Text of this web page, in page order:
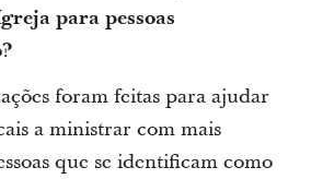
para pessoas
foram feitas para ajudar
a ministrar com mais
que se identificam como